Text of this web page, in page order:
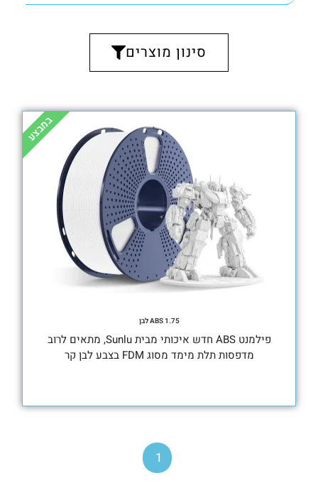
סינון מוצרים
במבצע
ABS 1.75 לבן
פילמנט ABS חדש איכותי מבית Sunlu, מתאים לרוב
מדפסות תלת מימד מסוג FDM בצבע לבן קר
1